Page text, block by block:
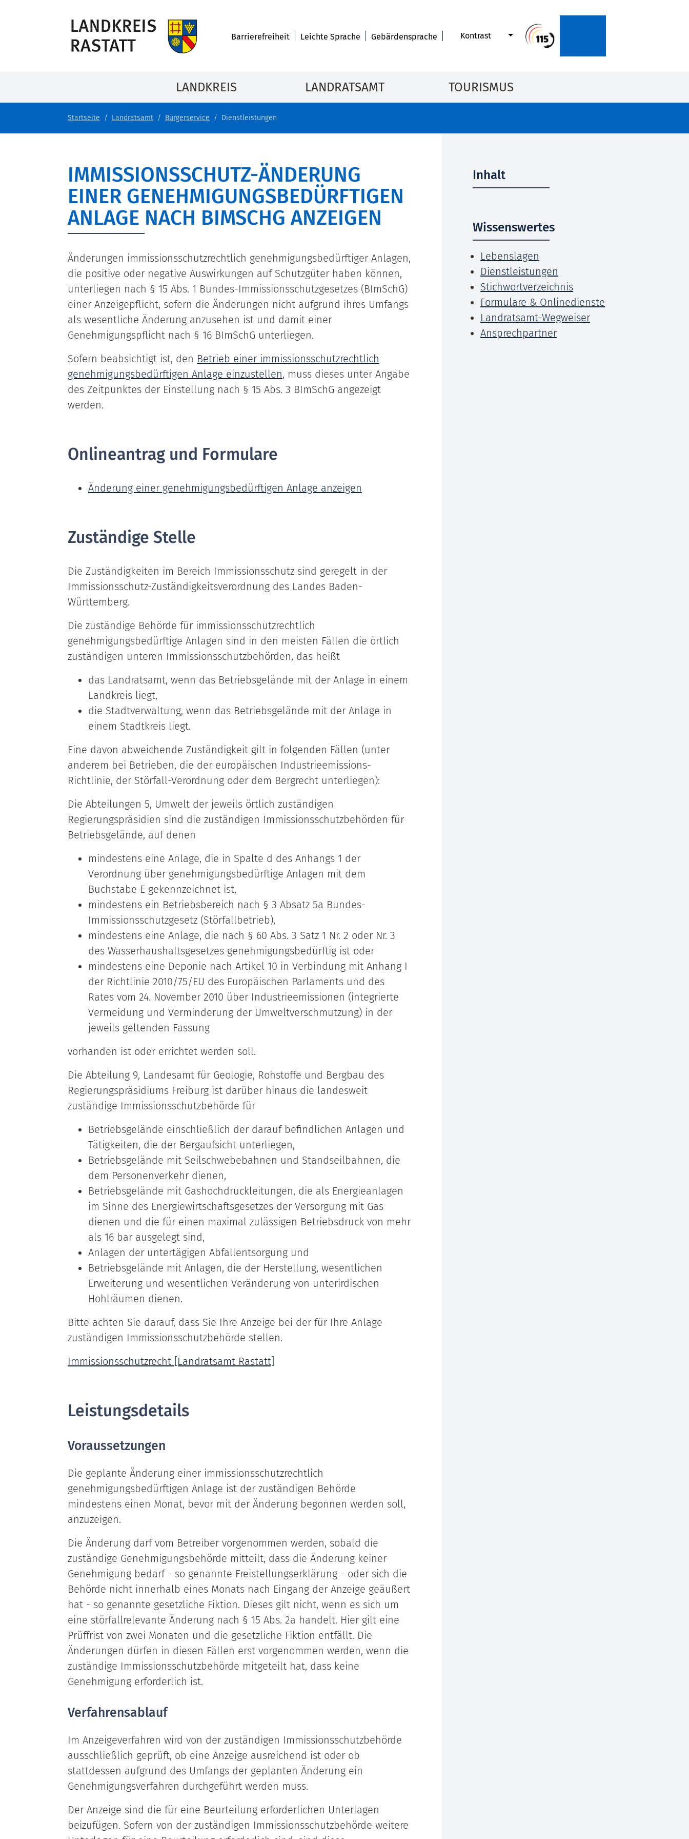
Barrierefreiheit Leichte Sprache Gebärdensprache Kontrast
LANDKREIS LANDRATSAMT TOURISMUS
Startseite Landratsamt Bürgerservice Dienstleistungen
IMMISSIONSSCHUTZ-ÄNDERUNG
EINER GENEHMIGUNGSBEDÜRFTIGEN
ANLAGE NACH BIMSCHG ANZEIGEN
Änderungen immissionsschutzrechtlich genehmigungsbedürftiger Anlagen,
die positive oder negative Auswirkungen auf Schutzgüter haben können,
unterliegen nach § 15 Abs. 1 Bundes-Immissionsschutzgesetzes (BImSchG)
einer Anzeigepflicht, sofern die Änderungen nicht aufgrund ihres Umfangs
als wesentliche Änderung anzusehen ist und damit einer
Genehmigungspflicht nach § 16 BImSchG unterliegen.
Sofern beabsichtigt ist, den Betrieb einer immissionsschutzrechtlich
genehmigungsbedürftigen Anlage einzustellen, muss dieses unter Angabe
des Zeitpunktes der Einstellung nach § 15 Abs. 3 BImSchG angezeigt
werden.
Onlineantrag und Formulare
Änderung einer genehmigungsbedürftigen Anlage anzeigen
Zuständige Stelle
Die Zuständigkeiten im Bereich Immissionsschutz sind geregelt in der
Immissionsschutz-Zuständigkeitsverordnung des Landes Baden-
Württemberg.
Die zuständige Behörde für immissionsschutzrechtlich
genehmigungsbedürftige Anlagen sind in den meisten Fällen die örtlich
zuständigen unteren Immissionsschutzbehörden, das heißt
das Landratsamt, wenn das Betriebsgelände mit der Anlage in einem
Landkreis liegt,
die Stadtverwaltung, wenn das Betriebsgelände mit der Anlage in
einem Stadtkreis liegt.
Eine davon abweichende Zuständigkeit gilt in folgenden Fällen (unter
anderem bei Betrieben, die der europäischen Industrieemissions-
Richtlinie, der Störfall-Verordnung oder dem Bergrecht unterliegen):
Die Abteilungen 5, Umwelt der jeweils örtlich zuständigen
Regierungspräsidien sind die zuständigen Immissionsschutzbehörden für
Betriebsgelände, auf denen
mindestens eine Anlage, die in Spalte d des Anhangs 1 der
Verordnung über genehmigungsbedürftige Anlagen mit dem
Buchstabe E gekennzeichnet ist,
mindestens ein Betriebsbereich nach § 3 Absatz 5a Bundes-
Immissionsschutzgesetz (Störfallbetrieb),
mindestens eine Anlage, die nach § 60 Abs. 3 Satz 1 Nr. 2 oder Nr. 3
des Wasserhaushaltsgesetzes genehmigungsbedürftig ist oder
mindestens eine Deponie nach Artikel 10 in Verbindung mit Anhang I
der Richtlinie 2010/75/EU des Europäischen Parlaments und des
Rates vom 24. November 2010 über Industrieemissionen (integrierte
Vermeidung und Verminderung der Umweltverschmutzung) in der
jeweils geltenden Fassung
vorhanden ist oder errichtet werden soll.
Die Abteilung 9, Landesamt für Geologie, Rohstoffe und Bergbau des
Regierungspräsidiums Freiburg ist darüber hinaus die landesweit
zuständige Immissionsschutzbehörde für
Betriebsgelände einschließlich der darauf befindlichen Anlagen und
Tätigkeiten, die der Bergaufsicht unterliegen,
Betriebsgelände mit Seilschwebebahnen und Standseilbahnen, die
dem Personenverkehr dienen,
Betriebsgelände mit Gashochdruckleitungen, die als Energieanlagen
im Sinne des Energiewirtschaftsgesetzes der Versorgung mit Gas
dienen und die für einen maximal zulässigen Betriebsdruck von mehr
als 16 bar ausgelegt sind,
Anlagen der untertägigen Abfallentsorgung und
Betriebsgelände mit Anlagen, die der Herstellung, wesentlichen
Erweiterung und wesentlichen Veränderung von unterirdischen
Hohlräumen dienen.
Bitte achten Sie darauf, dass Sie Ihre Anzeige bei der für Ihre Anlage
zuständigen Immissionsschutzbehörde stellen.
Immissionsschutzrecht [Landratsamt Rastatt]
Leistungsdetails
Voraussetzungen
Die geplante Änderung einer immissionsschutzrechtlich
genehmigungsbedürftigen Anlage ist der zuständigen Behörde
mindestens einen Monat, bevor mit der Änderung begonnen werden soll,
anzuzeigen.
Die Änderung darf vom Betreiber vorgenommen werden, sobald die
zuständige Genehmigungsbehörde mitteilt, dass die Änderung keiner
Genehmigung bedarf - so genannte Freistellungserklärung - oder sich die
Behörde nicht innerhalb eines Monats nach Eingang der Anzeige geäußert
hat - so genannte gesetzliche Fiktion. Dieses gilt nicht, wenn es sich um
eine störfallrelevante Änderung nach § 15 Abs. 2a handelt. Hier gilt eine
Prüffrist von zwei Monaten und die gesetzliche Fiktion entfällt. Die
Änderungen dürfen in diesen Fällen erst vorgenommen werden, wenn die
zuständige Immissionsschutzbehörde mitgeteilt hat, dass keine
Genehmigung erforderlich ist.
Verfahrensablauf
Im Anzeigeverfahren wird von der zuständigen Immissionsschutzbehörde
ausschließlich geprüft, ob eine Anzeige ausreichend ist oder ob
stattdessen aufgrund des Umfangs der geplanten Änderung ein
Genehmigungsverfahren durchgeführt werden muss.
Der Anzeige sind die für eine Beurteilung erforderlichen Unterlagen
beizufügen. Sofern von der zuständigen Immissionsschutzbehörde weitere
Inhalt
Wissenswertes
Lebenslagen
Dienstleistungen
Stichwortverzeichnis
Formulare & Onlinedienste
Landratsamt-Wegweiser
Ansprechpartner